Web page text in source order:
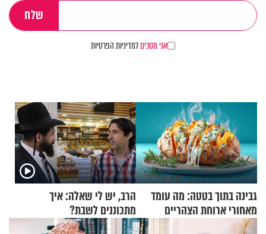
אני מסכיםלמדיניות הפרטיות
גבינה בתוך בטטה: מה עומד
מאחורי ארוחת הצהריים
שכבשה את הרשת?
הרב, יש לי שאלה: איך
מתכוננים לשבת?